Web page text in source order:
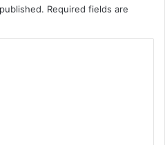
Required fields are